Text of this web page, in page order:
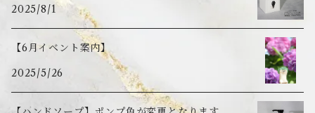
2025/8/1
【6月イベント案内】
2025/5/26